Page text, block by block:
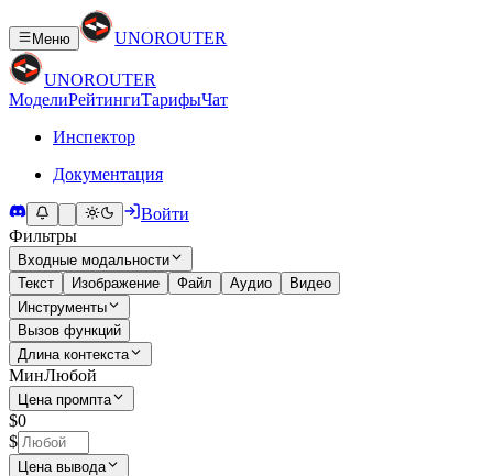
Меню UNOROUTER
UNOROUTER
МоделиРейтингиТарифыЧат
Инспектор
Документация
Войти
Фильтры
Входные модальности
Текст
Изображение Файл Аудио
Видео
Инструменты
Вызов функций
Длина контекста
МинЛюбой
Цена промпта
$0
$
Цена вывода